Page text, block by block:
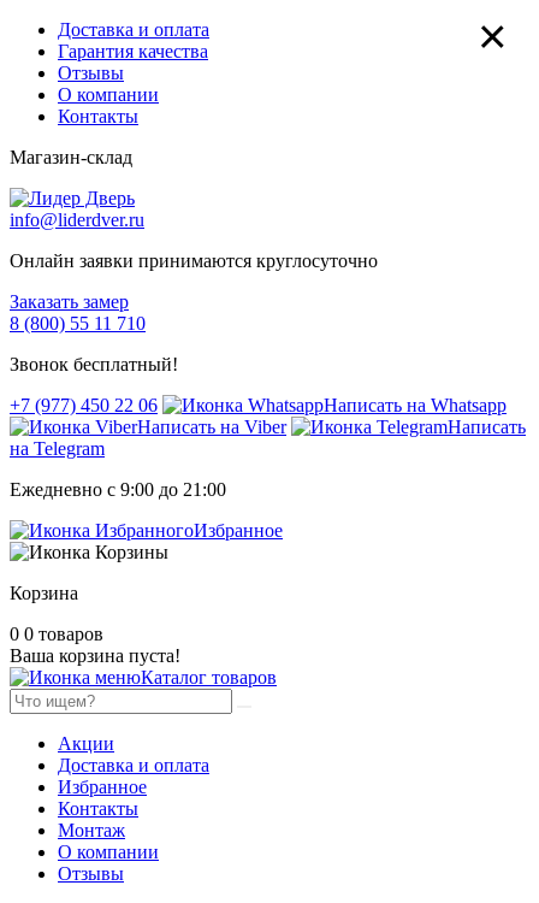
Доставка и оплата
Гарантия качества
Отзывы
О компании
Контакты
Магазин-склад
info@liderdver.ru
Онлайн заявки принимаются круглосуточно
Заказать замер
8 (800) 55 11 710
Звонок бесплатный!
+7 (977) 450 22 06
Написать на Whatsapp
Написать на Viber
Написать
на Telegram
Ежедневно с 9:00 до 21:00
Избранное
Корзина
0 0 товаров
Ваша корзина пуста!
Каталог товаров
Акции
Доставка и оплата
Избранное
Контакты
Монтаж
О компании
Отзывы
×